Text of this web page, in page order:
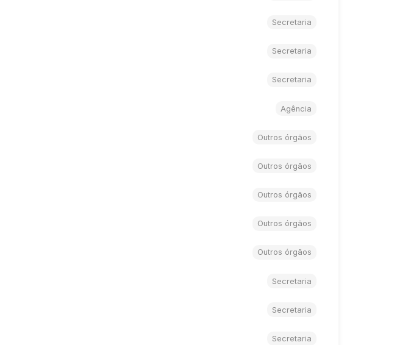
Secretaria
Secretaria
Secretaria
Agência
Outros órgãos
Outros órgãos
Outros órgãos
Outros órgãos
Outros órgãos
Secretaria
Secretaria
Secretaria